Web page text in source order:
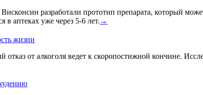
разработали прототип препарата, который
в аптеках уже через 5-6 лет. →
жизни
от алкоголя ведет к скоропостижной кончине.